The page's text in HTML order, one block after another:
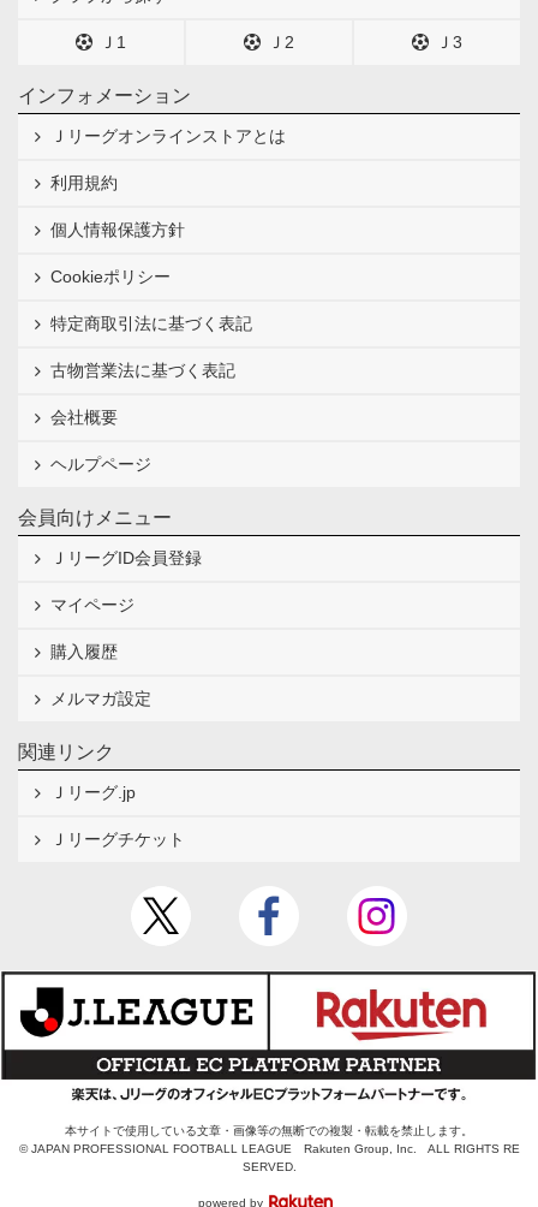
Ｊ1 Ｊ2 Ｊ3
インフォメーション
Ｊリーグオンラインストアとは
利用規約
個人情報保護方針
Cookieポリシー
特定商取引法に基づく表記
古物営業法に基づく表記
会社概要
ヘルプページ
会員向けメニュー
ＪリーグID会員登録
マイページ
購入履歴
メルマガ設定
関連リンク
Ｊリーグ.jp
Ｊリーグチケット
本サイトで使用している文章・画像等の無断での複製・転載を禁止します。
© JAPAN PROFESSIONAL FOOTBALL LEAGUE Rakuten Group, Inc. ALL RIGHTS RE
SERVED.
powered by